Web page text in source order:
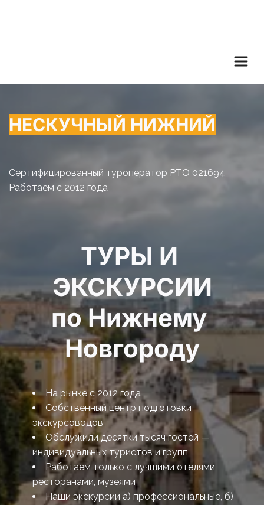
НЕСКУЧНЫЙ НИЖНИЙ
Сертифицированный туроператор РТО 021694
Работаем с 2012 года
ТУРЫ И
ЭКСКУРСИИ
по Нижнему
Новгороду
На рынке с 2012 года
Собственный центр подготовки
экскурсоводов
Обслужили десятки тысяч гостей —
индивидуальных туристов и групп
Работаем только с лучшими отелями,
ресторанами, музеями
Наши экскурсии а) профессиональные, б)